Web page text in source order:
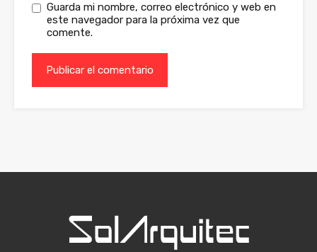
Guarda mi nombre, correo electrónico y web en
este navegador para la próxima vez que
comente.